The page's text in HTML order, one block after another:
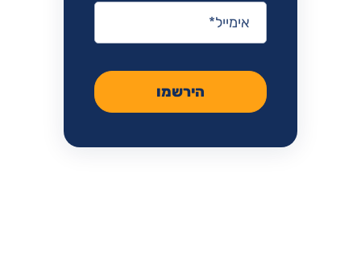
אימייל
הירשמו